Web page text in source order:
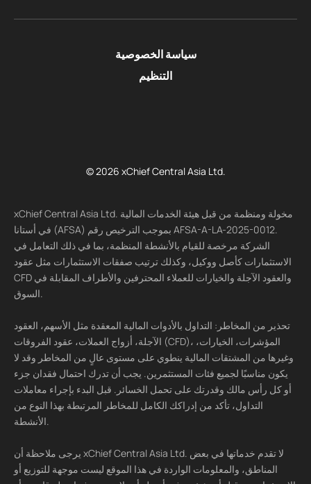
سياسة الخصوصية
التنظيم
© 2026 xChief Central Asia Ltd.
xChief Central Asia Ltd. مخولة ومنظمة من قبل هيئة الخدمات المالية
في أستانا (AFSA) بموجب الترخيص رقم AFSA-A-LA-2025-0012.
الشركة مرخصة للقيام بالأنشطة المنظمة، بما في ذلك التعامل في
الاستثمارات كأصل ووكيل، وكذلك ترتيب صفقات الاستثمارات مثل عقود
CFD والعقود الآجلة والخيارات للعملاء المحترفين والأطراف المقابلة في
السوق.
تحذير من المخاطر: التداول بالأدوات المالية المعقدة مثل الأسهم، العقود
الآجلة، أزواج العملات، عقود الفروقات (CFD)، المؤشرات، الخيارات،
وغيرها من المشتقات المالية ينطوي على مستوى عالٍ من المخاطر وقد لا
يكون مناسبًا لجميع فئات المستثمرين. يجب أن تدرك احتمال فقدان جزء
أو كل رأس مالك وقدرتك على تحمل الخسائر. قبل البدء بإجراء معاملات
التداول، تأكد من إدراكك الكامل للمخاطر المرتبطة بهذا النوع من
الأنشطة.
يرجى ملاحظة أن xChief Central Asia Ltd. لا تقدم خدماتها في بعض
المناطق، والمعلومات الواردة في هذا الموقع ليست موجهة للتوزيع أو